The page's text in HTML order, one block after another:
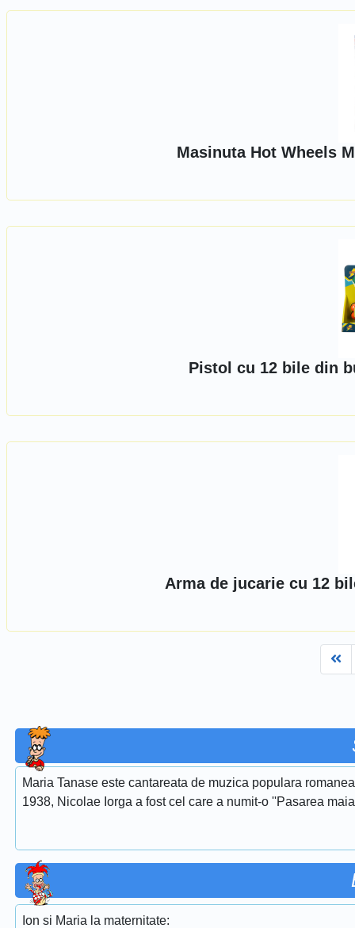
Masinuta Hot Wheels
Pistol cu 12 bile din
Arma de jucarie cu 12
Maria Tanase este cantareata de muzica populara
1938, Nicolae Iorga a fost cel care a numit-o ''Pasarea
Ion si Maria la maternitate: